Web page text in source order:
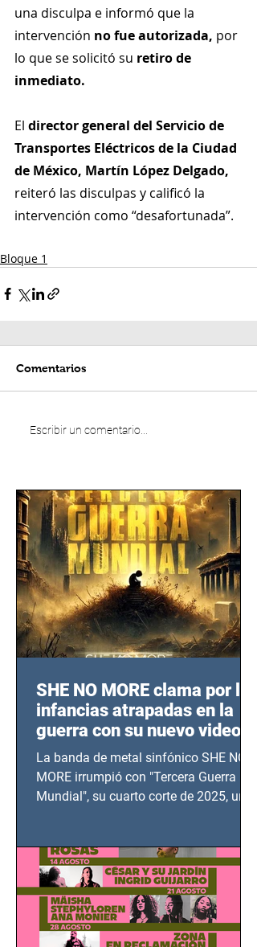
una disculpa e informó que la
intervención no fue autorizada, por
lo que se solicitó su retiro de
inmediato.
El director general del Servicio de
Transportes Eléctricos de la Ciudad
de México, Martín López Delgado,
reiteró las disculpas y calificó la
intervención como “desafortunada”.
Bloque 1
Comentarios
Escribir un comentario...
SHE NO MORE clama por las
infancias atrapadas en la
guerra con su nuevo video
TERCERA GUERRA
MUNDIAL
La banda de metal sinfónico SHE NO
MORE irrumpió con "Tercera Guerra
Mundial", su cuarto corte de 2025, un
bélicos.